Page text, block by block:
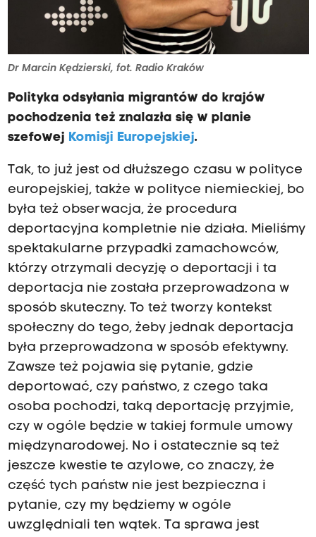
Dr Marcin Kędzierski, fot. Radio Kraków
Polityka odsyłania migrantów do krajów
pochodzenia też znalazła się w planie
szefowej Komisji Europejskiej.
Tak, to już jest od dłuższego czasu w polityce
europejskiej, także w polityce niemieckiej, bo
była też obserwacja, że procedura
deportacyjna kompletnie nie działa. Mieliśmy
spektakularne przypadki zamachowców,
którzy otrzymali decyzję o deportacji i ta
deportacja nie została przeprowadzona w
sposób skuteczny. To też tworzy kontekst
społeczny do tego, żeby jednak deportacja
była przeprowadzona w sposób efektywny.
Zawsze też pojawia się pytanie, gdzie
deportować, czy państwo, z czego taka
osoba pochodzi, taką deportację przyjmie,
czy w ogóle będzie w takiej formule umowy
międzynarodowej. No i ostatecznie są też
jeszcze kwestie te azylowe, co znaczy, że
część tych państw nie jest bezpieczna i
pytanie, czy my będziemy w ogóle
uwzględniali ten wątek. Ta sprawa jest